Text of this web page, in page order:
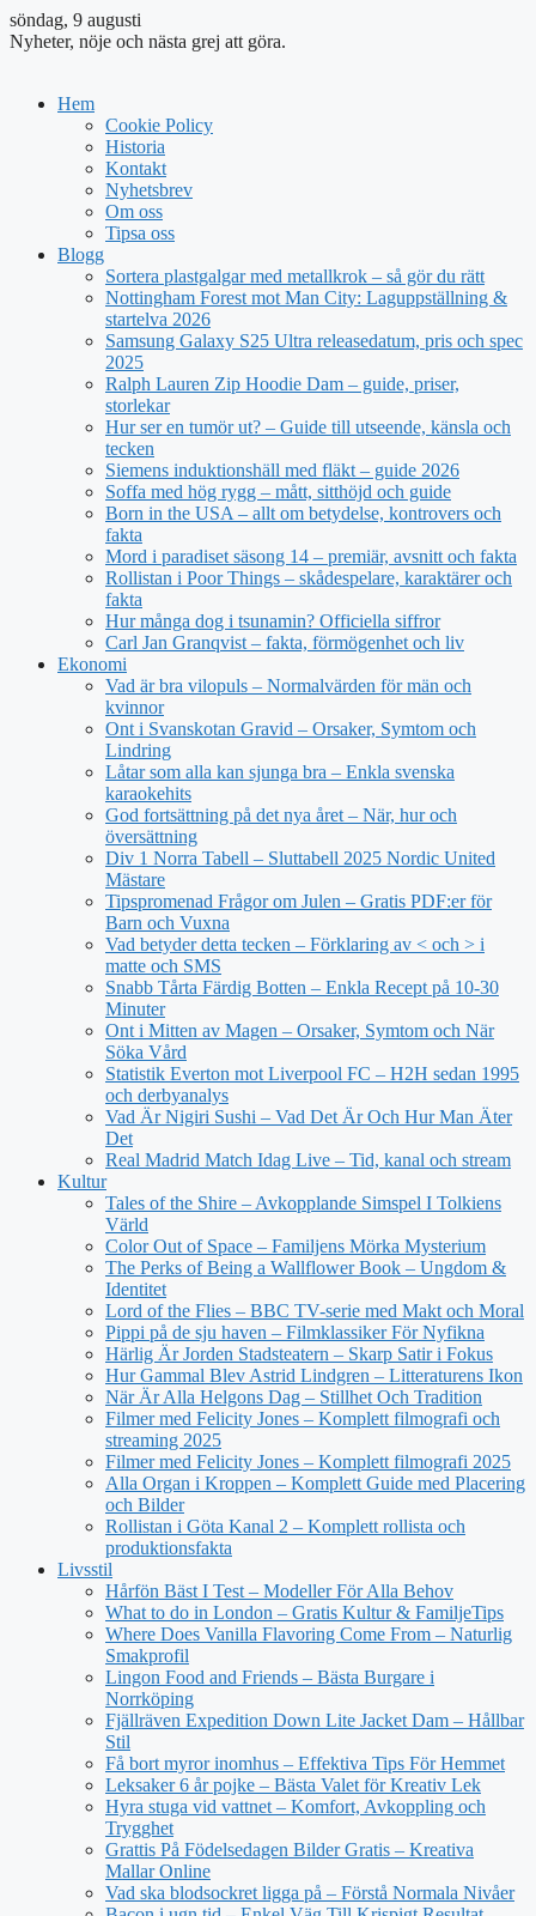
söndag, 9 augusti
Nyheter, nöje och nästa grej att göra.
Hem
Cookie Policy
Historia
Kontakt
Nyhetsbrev
Om oss
Tipsa oss
Blogg
Sortera plastgalgar med metallkrok – så gör du rätt
Nottingham Forest mot Man City: Laguppställning &
startelva 2026
Samsung Galaxy S25 Ultra releasedatum, pris och spec
2025
Ralph Lauren Zip Hoodie Dam – guide, priser,
storlekar
Hur ser en tumör ut? – Guide till utseende, känsla och
tecken
Siemens induktionshäll med fläkt – guide 2026
Soffa med hög rygg – mått, sitthöjd och guide
Born in the USA – allt om betydelse, kontrovers och
fakta
Mord i paradiset säsong 14 – premiär, avsnitt och fakta
Rollistan i Poor Things – skådespelare, karaktärer och
fakta
Hur många dog i tsunamin? Officiella siffror
Carl Jan Granqvist – fakta, förmögenhet och liv
Ekonomi
Vad är bra vilopuls – Normalvärden för män och
kvinnor
Ont i Svanskotan Gravid – Orsaker, Symtom och
Lindring
Låtar som alla kan sjunga bra – Enkla svenska
karaokehits
God fortsättning på det nya året – När, hur och
översättning
Div 1 Norra Tabell – Sluttabell 2025 Nordic United
Mästare
Tipspromenad Frågor om Julen – Gratis PDF:er för
Barn och Vuxna
Vad betyder detta tecken – Förklaring av < och > i
matte och SMS
Snabb Tårta Färdig Botten – Enkla Recept på 10-30
Minuter
Ont i Mitten av Magen – Orsaker, Symtom och När
Söka Vård
Statistik Everton mot Liverpool FC – H2H sedan 1995
och derbyanalys
Vad Är Nigiri Sushi – Vad Det Är Och Hur Man Äter
Det
Real Madrid Match Idag Live – Tid, kanal och stream
Kultur
Tales of the Shire – Avkopplande Simspel I Tolkiens
Värld
Color Out of Space – Familjens Mörka Mysterium
The Perks of Being a Wallflower Book – Ungdom &
Identitet
Lord of the Flies – BBC TV-serie med Makt och Moral
Pippi på de sju haven – Filmklassiker För Nyfikna
Härlig Är Jorden Stadsteatern – Skarp Satir i Fokus
Hur Gammal Blev Astrid Lindgren – Litteraturens Ikon
När Är Alla Helgons Dag – Stillhet Och Tradition
Filmer med Felicity Jones – Komplett filmografi och
streaming 2025
Filmer med Felicity Jones – Komplett filmografi 2025
Alla Organ i Kroppen – Komplett Guide med Placering
och Bilder
Rollistan i Göta Kanal 2 – Komplett rollista och
produktionsfakta
Livsstil
Hårfön Bäst I Test – Modeller För Alla Behov
What to do in London – Gratis Kultur & FamiljeTips
Where Does Vanilla Flavoring Come From – Naturlig
Smakprofil
Lingon Food and Friends – Bästa Burgare i
Norrköping
Fjällräven Expedition Down Lite Jacket Dam – Hållbar
Stil
Få bort myror inomhus – Effektiva Tips För Hemmet
Leksaker 6 år pojke – Bästa Valet för Kreativ Lek
Hyra stuga vid vattnet – Komfort, Avkoppling och
Trygghet
Grattis På Födelsedagen Bilder Gratis – Kreativa
Mallar Online
Vad ska blodsockret ligga på – Förstå Normala Nivåer